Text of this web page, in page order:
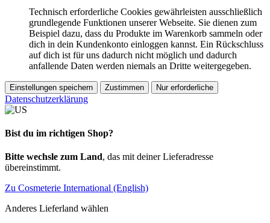
Technisch erforderliche Cookies gewährleisten ausschließlich
grundlegende Funktionen unserer Webseite. Sie dienen zum
Beispiel dazu, dass du Produkte im Warenkorb sammeln oder
dich in dein Kundenkonto einloggen kannst. Ein Rückschluss
auf dich ist für uns dadurch nicht möglich und dadurch
anfallende Daten werden niemals an Dritte weitergegeben.
Einstellungen speichern Zustimmen Nur erforderliche
Datenschutzerklärung
Bist du im richtigen Shop?
Bitte wechsle zum Land, das mit deiner Lieferadresse
übereinstimmt.
Zu Cosmeterie International (English)
Anderes Lieferland wählen